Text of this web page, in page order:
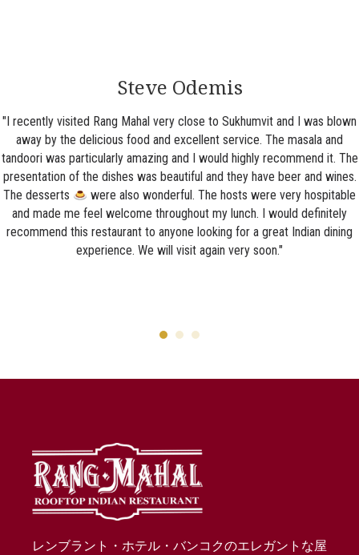
Steve Odemis
"I recently visited Rang Mahal very close to Sukhumvit and I was blown
away by the delicious food and excellent service. The masala and
tandoori was particularly amazing and I would highly recommend it. The
presentation of the dishes was beautiful and they have beer and wines.
The desserts
were also wonderful. The hosts were very hospitable
and made me feel welcome throughout my lunch. I would definitely
recommend this restaurant to anyone looking for a great Indian dining
experience. We will visit again very soon."
レンブラント・ホテル・バンコクのエレガントな屋